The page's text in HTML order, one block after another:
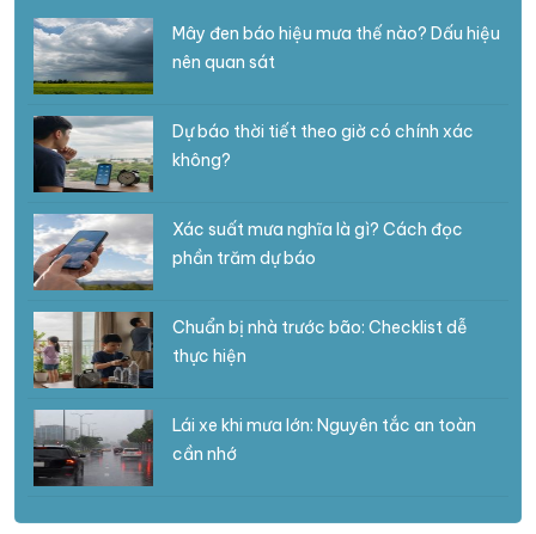
Mây đen báo hiệu mưa thế nào? Dấu hiệu
nên quan sát
Dự báo thời tiết theo giờ có chính xác
không?
Xác suất mưa nghĩa là gì? Cách đọc
phần trăm dự báo
Chuẩn bị nhà trước bão: Checklist dễ
thực hiện
Lái xe khi mưa lớn: Nguyên tắc an toàn
cần nhớ